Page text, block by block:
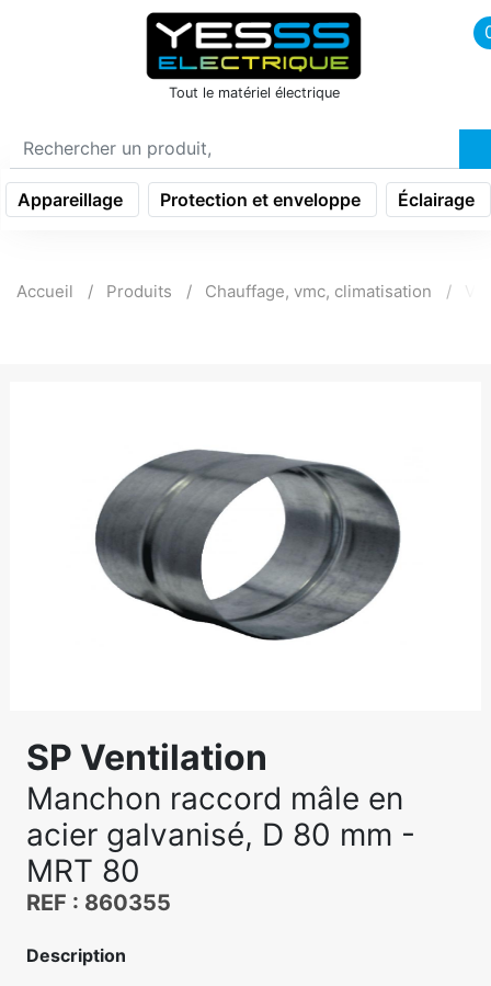
icon menu burger
Tout le matériel électrique
Appareillage Protection et enveloppe Éclairage
Accueil Produits Chauffage, vmc, climatisation
SP Ventilation
Manchon raccord mâle en
acier galvanisé, D 80 mm -
MRT 80
REF : 860355
Description